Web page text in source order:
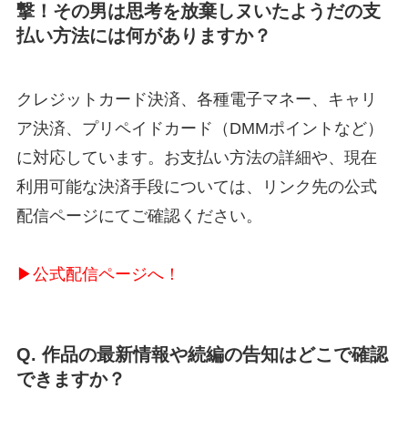
撃！その男は思考を放棄しヌいたようだの支
払い方法には何がありますか？
クレジットカード決済、各種電子マネー、キャリ
ア決済、プリペイドカード（DMMポイントなど）
に対応しています。お支払い方法の詳細や、現在
利用可能な決済手段については、リンク先の公式
配信ページにてご確認ください。
▶公式配信ページへ！
Q. 作品の最新情報や続編の告知はどこで確認
できますか？